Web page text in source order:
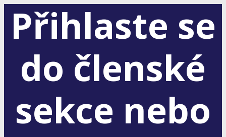
Přihlaste se
do členské
sekce nebo